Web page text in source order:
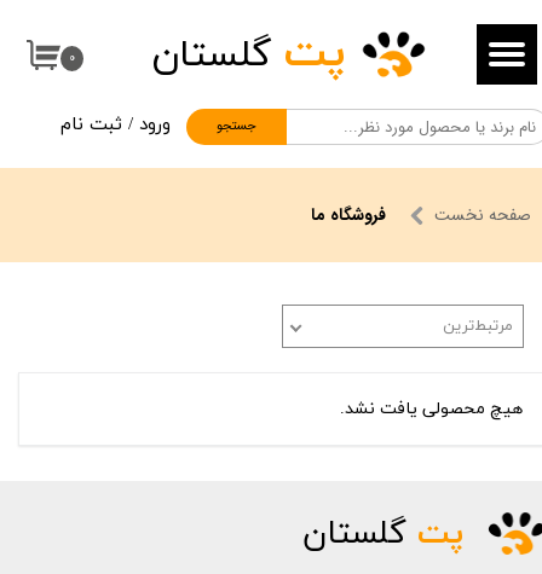
۰
جستجو
پت گلستان
ورود / ثبت نام
حساب کاربری من
تغییر گذر واژه
سفارشات
خروج از حساب کاربری
صفحه نخست فروشگاه ما
مرتبط‌ترین
هیچ محصولی یافت نشد.
پت گلستان